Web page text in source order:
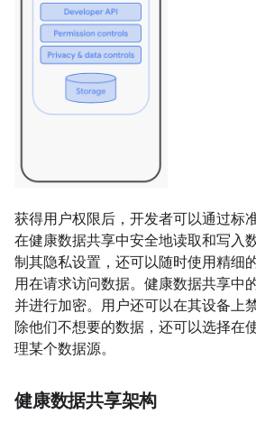
获得用户权限后，开发者可以通过标
在健康数据共享中安全地读取和写入
制其隐私设置，还可以随时使用精细
用在请求访问数据。健康数据共享中
并进行加密。用户还可以在其设备上
除他们不想要的数据，还可以选择在
理某个数据源。
健康数据共享架构